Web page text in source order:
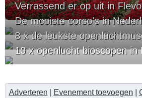
Verrassend er op uit in
De mooiste corso's in
8 x de leukste
10 x openlucht bioscopen in
Adverteren Evenement toevoegen